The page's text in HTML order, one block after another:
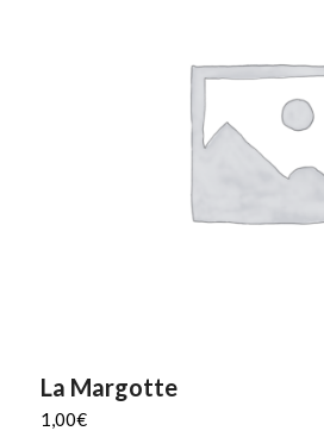
La Margotte
1,00€